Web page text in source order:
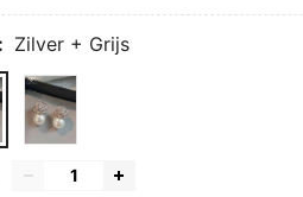
Zilver + Grijs